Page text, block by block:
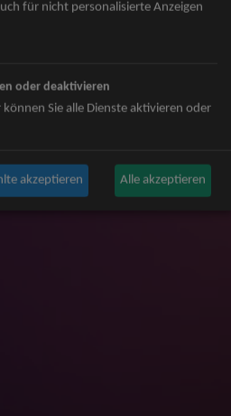
für nicht personalisierte Anzeigen
oder deaktivieren
Sie alle Dienste aktivieren oder
akzeptieren Alle akzeptieren